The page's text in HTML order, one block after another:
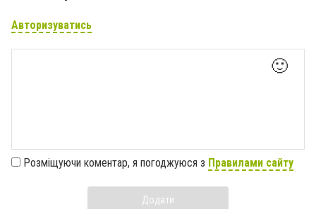
Авторизуватись
🙂
Розміщуючи коментар, я погоджуюся з Правилами сайту
Додати